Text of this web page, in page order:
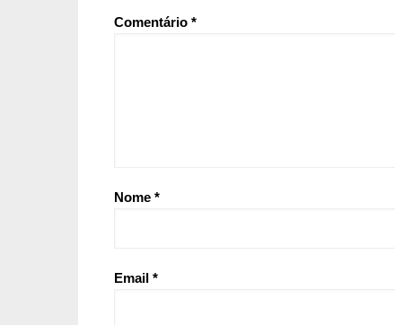
Comentário *
Nome *
Email *